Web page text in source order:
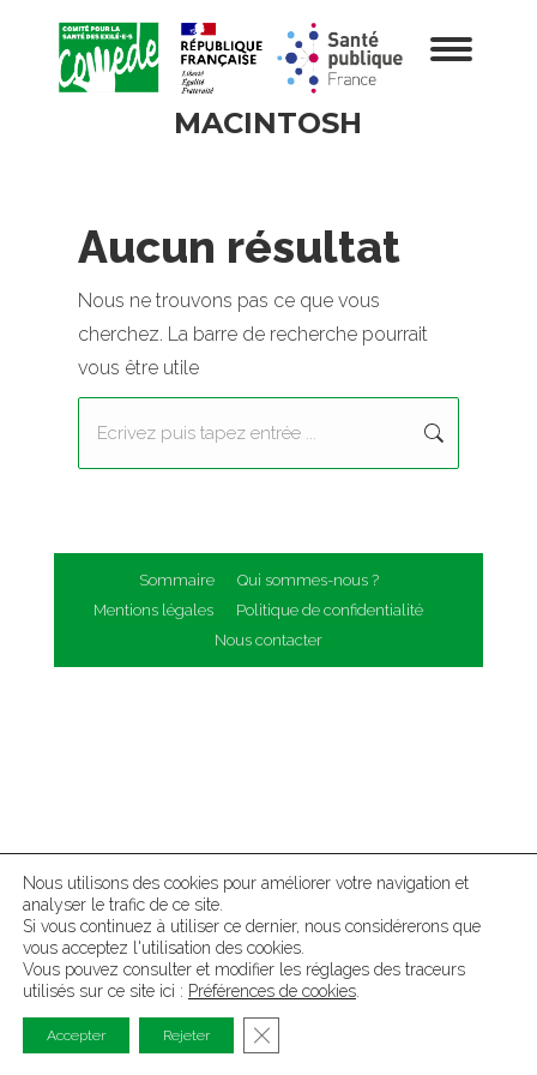
MACINTOSH
Aucun résultat
Nous ne trouvons pas ce que vous
cherchez. La barre de recherche pourrait
vous être utile
Sommaire
Qui sommes-nous ?
Mentions légales
Politique de confidentialité
Nous contacter
Nous utilisons des cookies pour améliorer votre navigation et
analyser le trafic de ce site.
Si vous continuez à utiliser ce dernier, nous considérerons que
vous acceptez l'utilisation des cookies.
Vous pouvez consulter et modifier les réglages des traceurs
utilisés sur ce site ici : Préférences de cookies
Accepter Rejeter Fermer la bannière des cookies